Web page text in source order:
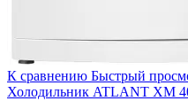
К сравнению Быстрый
Холодильник ATLANT ХМ